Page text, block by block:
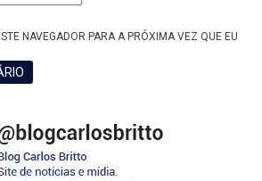
NAVEGADOR PARA A PRÓXIMA VEZ QUE EU